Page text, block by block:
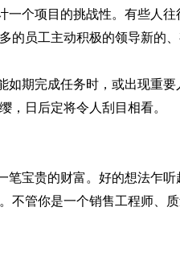
一个项目的挑战性。有些人
的员工主动积极的领导新的
如期完成任务时，或出现重
，日后定将令人刮目相看。
笔宝贵的财富。好的想法乍
不管你是一个销售工程师、